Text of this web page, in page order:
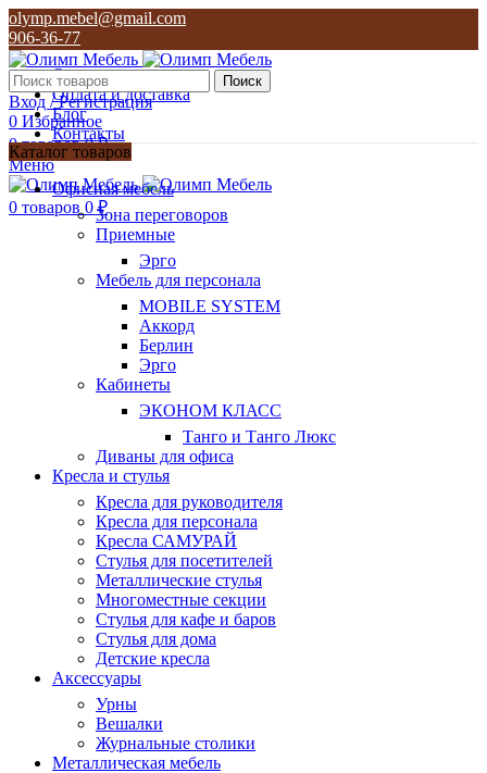
olymp.mebel@gmail.com
906-36-77
О нас
Оплата и доставка
Блог
Контакты
906-36-77
Поиск
Вход / Регистрация
0 Избранное
0товаров 0₽
Меню
0 товаров 0₽
Каталог товаров
Офисная мебель
Зона переговоров
Приемные
Эрго
Мебель для персонала
MOBILE SYSTEM
Аккорд
Берлин
Эрго
Кабинеты
ЭКОНОМ КЛАСС
Танго и Танго Люкс
Диваны для офиса
Кресла и стулья
Кресла для руководителя
Кресла для персонала
Кресла САМУРАЙ
Стулья для посетителей
Металлические стулья
Многоместные секции
Стулья для кафе и баров
Стулья для дома
Детские кресла
Аксессуары
Урны
Вешалки
Журнальные столики
Металлическая мебель